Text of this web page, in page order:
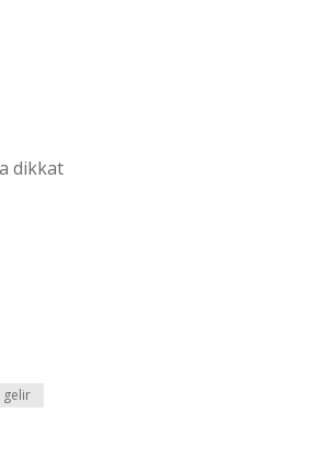
dikkat
gelir